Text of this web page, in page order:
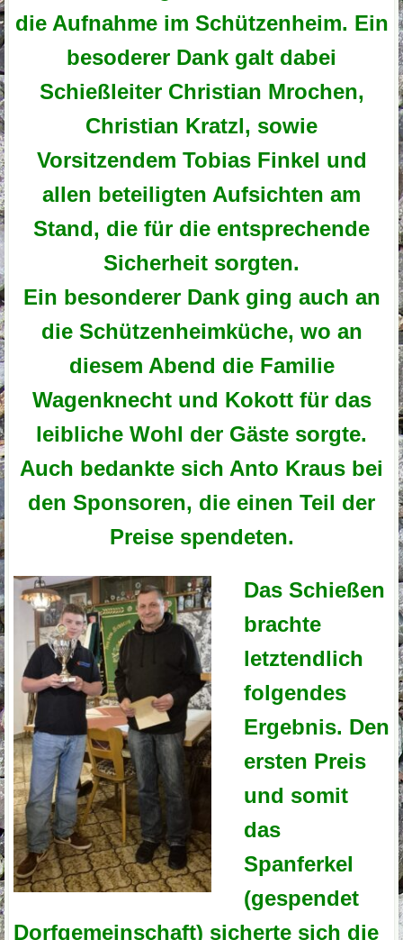
die Aufnahme im Schützenheim. Ein
besoderer Dank galt dabei
Schießleiter Christian Mrochen,
Christian Kratzl, sowie
Vorsitzendem Tobias Finkel und
allen beteiligten Aufsichten am
Stand, die für die entsprechende
Sicherheit sorgten.
Ein besonderer Dank ging auch an
die Schützenheimküche, wo an
diesem Abend die Familie
Wagenknecht und Kokott für das
leibliche Wohl der Gäste sorgte.
Auch bedankte sich Anto Kraus bei
den Sponsoren, die einen Teil der
Preise spendeten.
Das Schießen
brachte
letztendlich
folgendes
Ergebnis. Den
ersten Preis
und somit
das
Spanferkel
(gespendet
Dorfgemeinschaft) sicherte sich die